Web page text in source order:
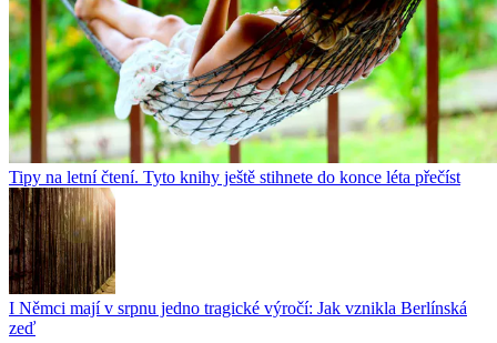
Tipy na letní čtení. Tyto knihy ještě stihnete do konce léta přečíst
I Němci mají v srpnu jedno tragické výročí: Jak vznikla Berlínská
zeď